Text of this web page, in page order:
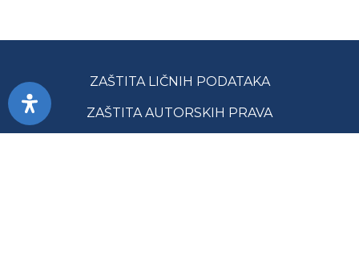
ZAŠTITA LIČNIH PODATAKA
ZAŠTITA AUTORSKIH PRAVA